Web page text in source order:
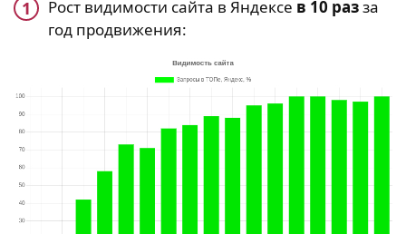
Рост видимости сайта в Яндексе в 10 разза
год продвижения: